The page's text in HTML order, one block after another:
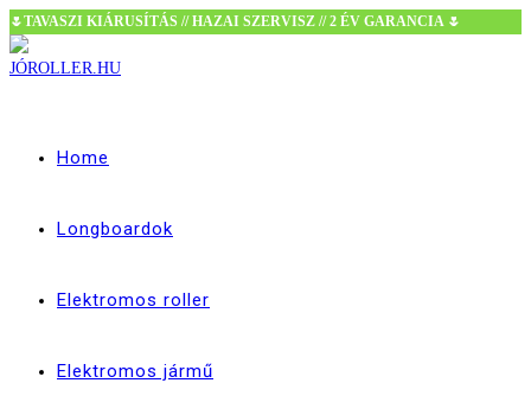
Skip
to
🌷TAVASZI KIÁRUSÍTÁS // HAZAI SZERVISZ // 2 ÉV GARANCIA 🌷
Home
Longboardok
Elektromos roller
Elektromos jármű